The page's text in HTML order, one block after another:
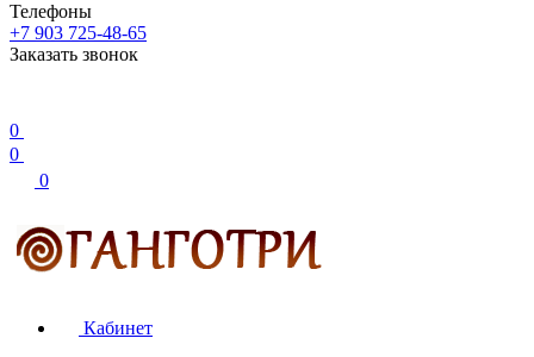
Телефоны
+7 903 725-48-65
Заказать звонок
0
0
0
Кабинет